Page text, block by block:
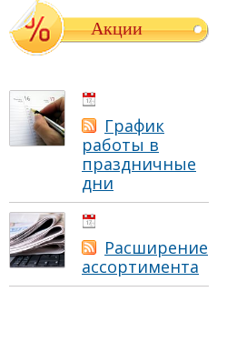
Акции
График
работы в
праздничные
дни
Расширение
ассортимента